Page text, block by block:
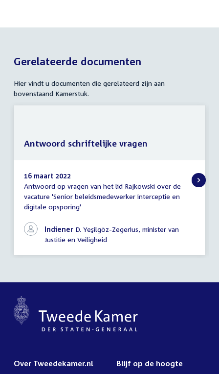
Gerelateerde documenten
Hier vindt u documenten die gerelateerd zijn aan
bovenstaand Kamerstuk.
Antwoord
schriftelijke
vragen
16 maart 2022
Antwoord op vragen van het lid Rajkowski over de
vacature 'Senior beleidsmedewerker interceptie en
digitale opsporing'
Indiener D. Yeşilgöz-Zegerius, minister van
Justitie en Veiligheid
Antwoord schriftelijke vragen
Over Tweedekamer.nl Blijf op de hoogte